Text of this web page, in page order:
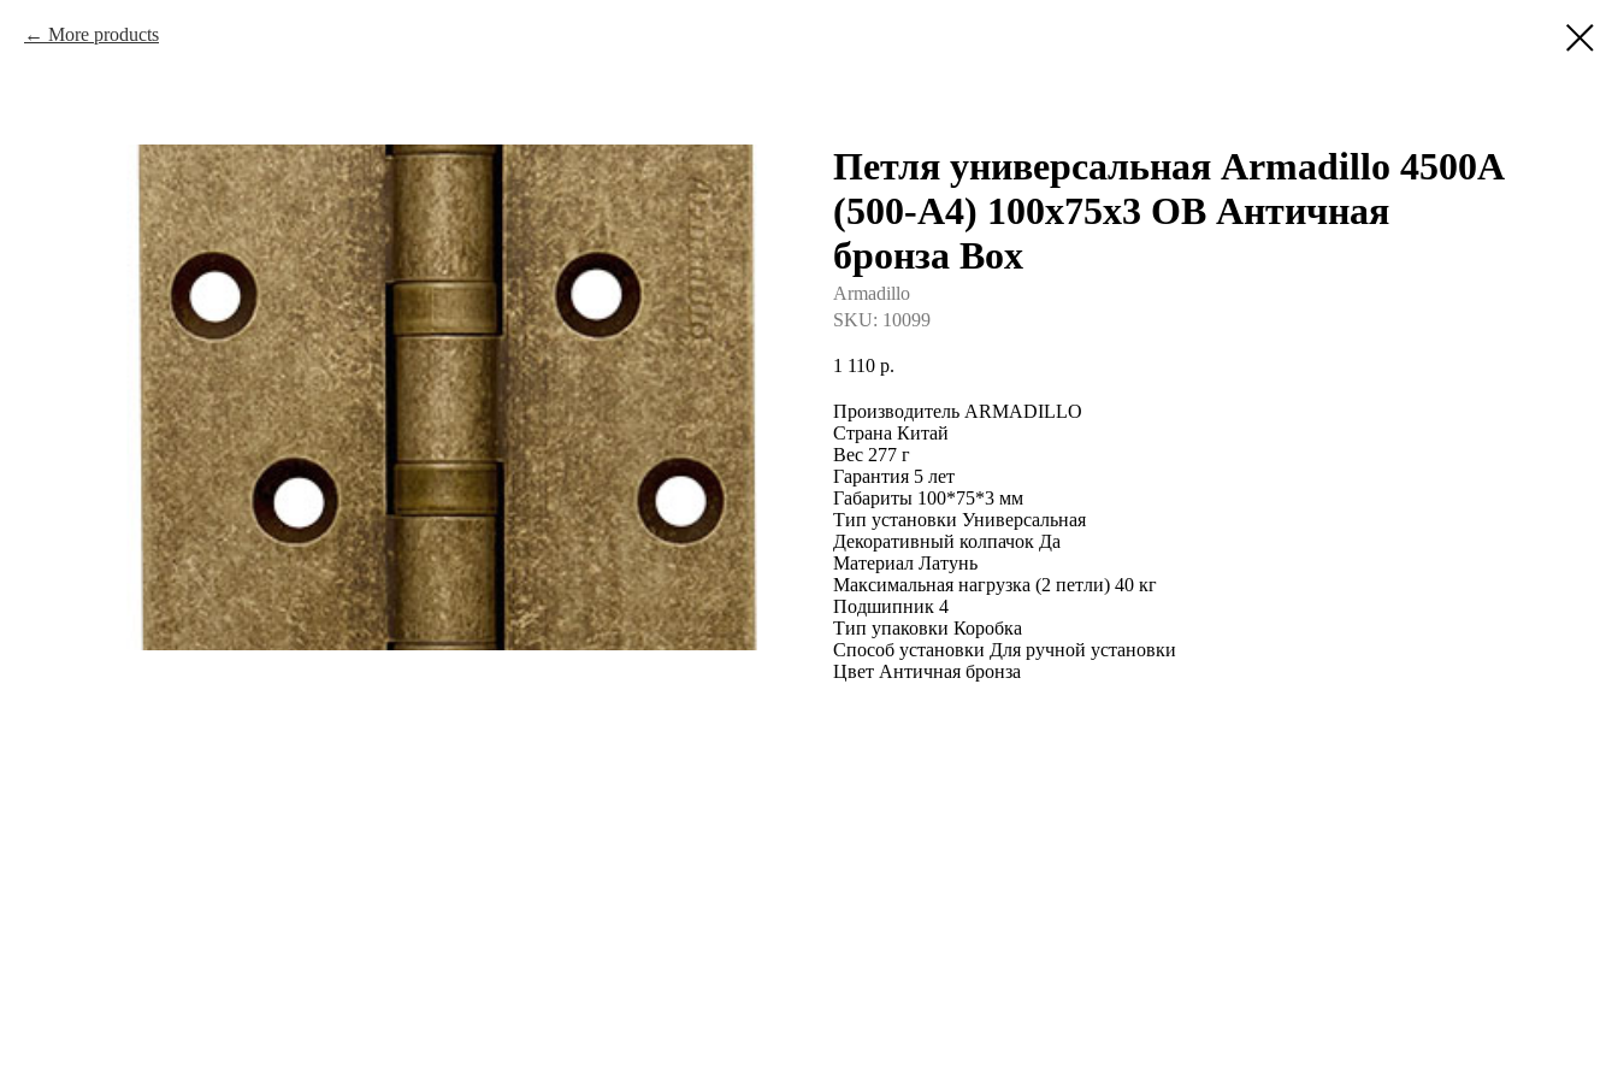
More products
Петля универсальная Armadillo 4500A
(500-A4) 100x75x3 OB Античная
бронза Box
Armadillo
SKU: 10099
1 110 р.
Производитель ARMADILLO
Страна Китай
Вес 277 г
Гарантия 5 лет
Габариты 100*75*3 мм
Тип установки Универсальная
Декоративный колпачок Да
Материал Латунь
Максимальная нагрузка (2 петли) 40 кг
Подшипник 4
Тип упаковки Коробка
Способ установки Для ручной установки
Цвет Античная бронза